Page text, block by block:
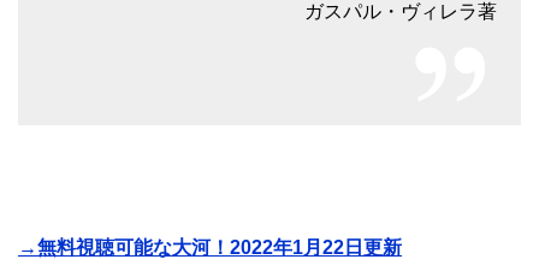
ガスパル・ヴィレラ著
→無料視聴可能な大河！2022年1月22日更新